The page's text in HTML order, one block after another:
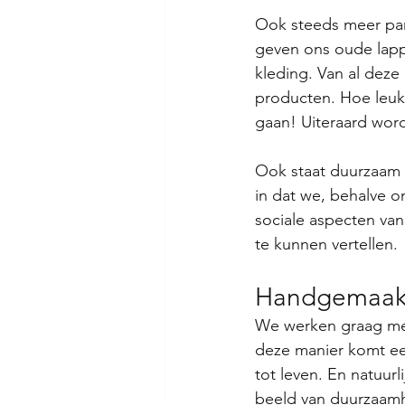
Ook steeds meer
geven ons oude
kleding. Van al
producten. Hoe
gaan! Uiteraard
Ook staat
in dat we, behalve
sociale aspecten
te kunnen vertellen.
We werken graag
deze manier komt
tot leven. En
beeld van